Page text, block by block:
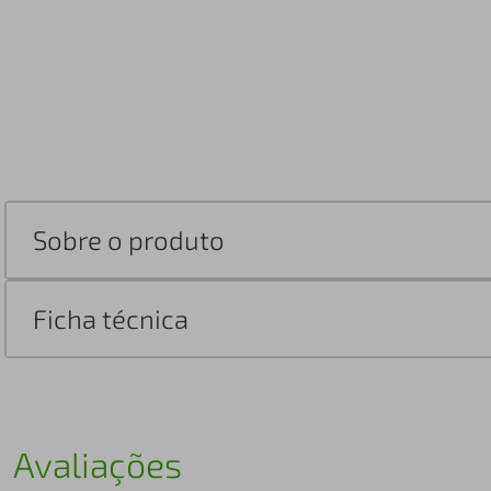
Sobre o produto
Ficha técnica
Avaliações